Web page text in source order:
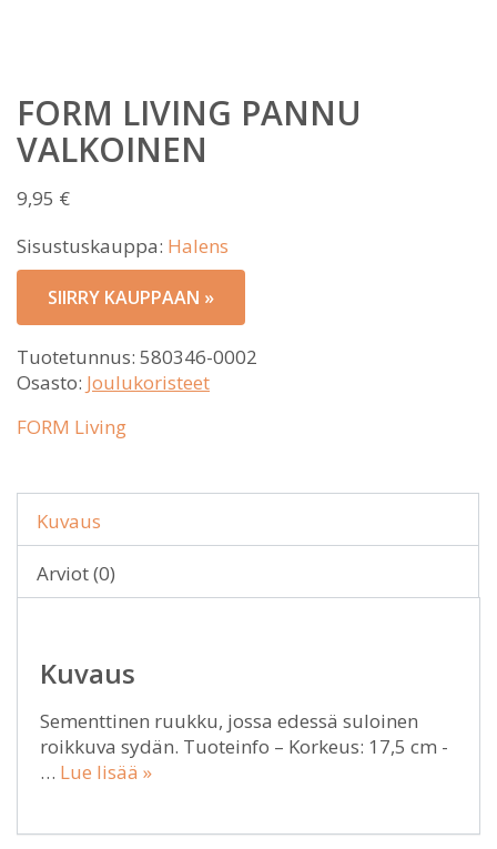
FORM LIVING PANNU
VALKOINEN
9,95 €
Sisustuskauppa: Halens
SIIRRY KAUPPAAN »
Tuotetunnus: 580346-0002
Osasto: Joulukoristeet
FORM Living
Kuvaus
Arviot (0)
Kuvaus
Sementtinen ruukku, jossa edessä suloinen
roikkuva sydän. Tuoteinfo – Korkeus: 17,5 cm -
… Lue lisää »